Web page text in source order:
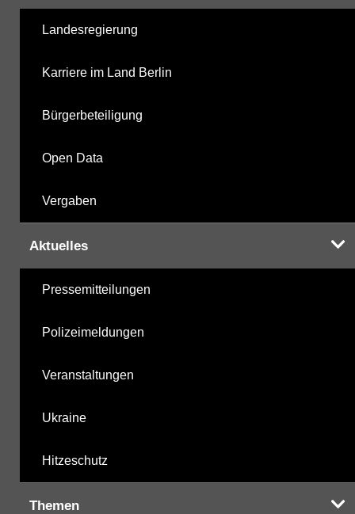
Landesregierung
Karriere im Land Berlin
Bürgerbeteiligung
Open Data
Vergaben
Aktuelles
Pressemitteilungen
Polizeimeldungen
Veranstaltungen
Ukraine
Hitzeschutz
Themen